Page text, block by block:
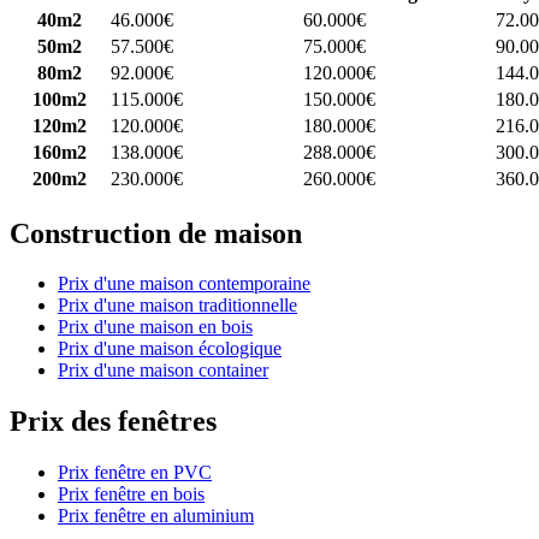
40m2
46.000€ 60.000€
50m2
57.500€ 75.000€
80m2
92.000€ 120.000€
100m2
115.000€ 150.000€
120m2
120.000€ 180.000€
160m2
138.000€ 288.000€
200m2
230.000€ 260.000€
Construction de maison
Prix d'une maison contemporaine
Prix d'une maison traditionnelle
Prix d'une maison en bois
Prix d'une maison écologique
Prix d'une maison container
Prix des fenêtres
Prix fenêtre en PVC
Prix fenêtre en bois
Prix fenêtre en aluminium